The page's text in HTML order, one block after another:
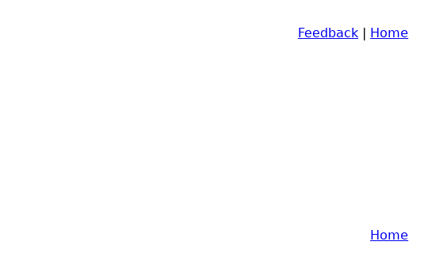
Feedback | Home
Home